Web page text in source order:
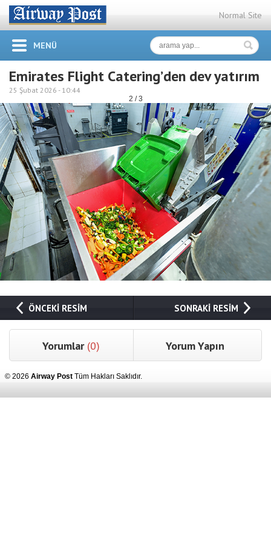
Normal Site
MENÜ
Emirates Flight Catering’den dev yatırım
25 Şubat 2026 - 10:44
2 / 3
ÖNCEKİ RESİM SONRAKİ RESİM
Yorumlar (0) Yorum Yapın
© 2026 Airway Post Tüm Hakları Saklıdır.